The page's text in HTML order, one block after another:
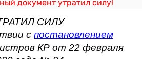
документ утратил силу!